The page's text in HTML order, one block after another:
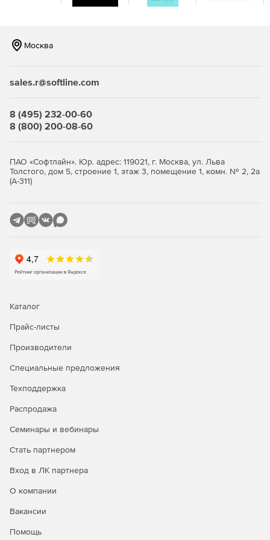
Артефакты, созданные с помощью SQL Change
Automation, полностью поддерживают изменения данных,
Просмотр и утверждение изменений базы данных
Автоматизация изменений SQL включает этап проверки,
который интегрируется с инструментом
предупреждения, если есть вероятность потери данных.
Точный скрипт, необходимый для автоматизации
SQL Change Automation создает скрипт для обновления
управления релизами.
Москва
sales.r@softline.com
8 (495) 232-00-60
8 (800) 200-08-60
ПАО «Софтлайн». Юр. адрес: 119021, г. Москва, ул. Льва
Толстого, дом 5, строение 1, этаж 3, помещение 1, комн. № 2, 2а
(А-311)
Каталог
Прайс-листы
Производители
Специальные предложения
Техподдержка
Распродажа
Семинары и вебинары
Стать партнером
Вход в ЛК партнера
О компании
Вакансии
Помощь